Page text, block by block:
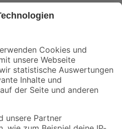
und Aktionen mehr verpassen!